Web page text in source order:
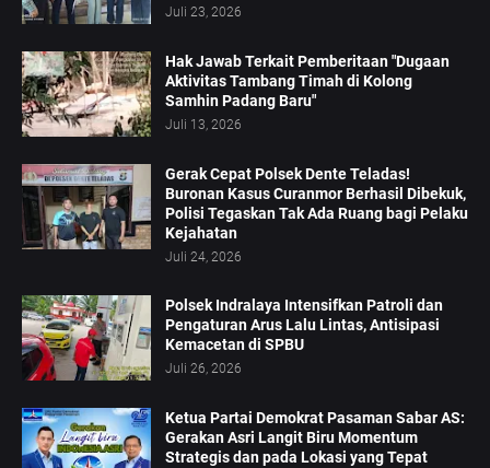
Juli 23, 2026
Hak Jawab Terkait Pemberitaan "Dugaan
Aktivitas Tambang Timah di Kolong
Samhin Padang Baru"
Juli 13, 2026
Gerak Cepat Polsek Dente Teladas!
Buronan Kasus Curanmor Berhasil Dibekuk,
Polisi Tegaskan Tak Ada Ruang bagi Pelaku
Kejahatan
Juli 24, 2026
Polsek Indralaya Intensifkan Patroli dan
Pengaturan Arus Lalu Lintas, Antisipasi
Kemacetan di SPBU
Juli 26, 2026
Ketua Partai Demokrat Pasaman Sabar AS:
Gerakan Asri Langit Biru Momentum
Strategis dan pada Lokasi yang Tepat